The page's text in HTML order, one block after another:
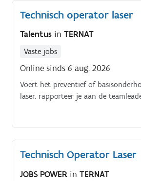
Technisch operator laser
Talentus in TERNAT
Vaste jobs
Online sinds 6 aug. 2026
Voert het preventief of
laser. rapporteer je aan de
Technisch Operator Laser
JOBS POWER in TERNAT